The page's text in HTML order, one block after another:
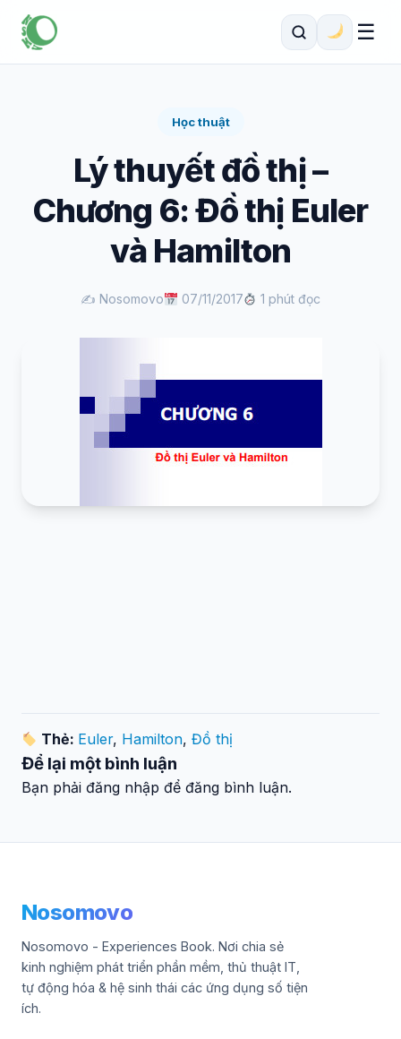
☰
Học thuật
Lý thuyết đồ thị –
Chương 6: Đồ thị Euler
và Hamilton
✍️ Nosomovo 07/11/2017 1 phút đọc
Thẻ: Euler, Hamilton,Đồ thị
Để lại một bình luận
Bạn phải đăng nhập để đăng bình luận.
Nosomovo
Nosomovo - Experiences Book. Nơi chia sẻ
kinh nghiệm phát triển phần mềm, thủ thuật IT,
tự động hóa & hệ sinh thái các ứng dụng số tiện
ích.